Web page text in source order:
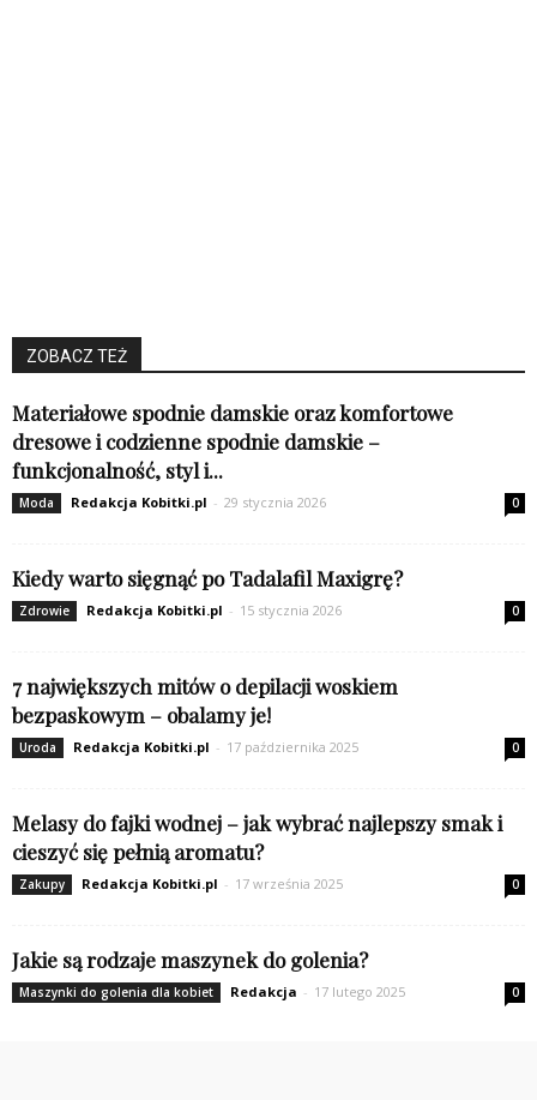
ZOBACZ TEŻ
Materiałowe spodnie damskie oraz komfortowe
dresowe i codzienne spodnie damskie –
funkcjonalność, styl i...
Moda Redakcja Kobitki.pl - 29 stycznia 2026 0
Kiedy warto sięgnąć po Tadalafil Maxigrę?
Zdrowie Redakcja Kobitki.pl - 15 stycznia 2026 0
7 największych mitów o depilacji woskiem
bezpaskowym – obalamy je!
Uroda Redakcja Kobitki.pl - 17 października 2025 0
Melasy do fajki wodnej – jak wybrać najlepszy smak i
cieszyć się pełnią aromatu?
Zakupy Redakcja Kobitki.pl - 17 września 2025 0
Jakie są rodzaje maszynek do golenia?
Maszynki do golenia dla kobiet Redakcja - 17 lutego 2025 0